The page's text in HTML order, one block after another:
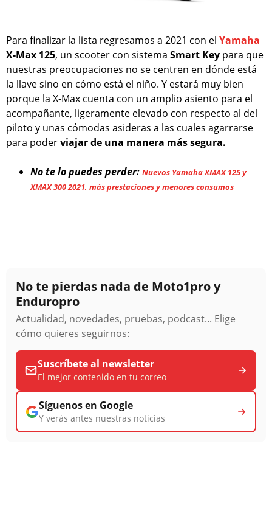
Para finalizar la lista regresamos a 2021 con el Yamaha
X-Max 125, un scooter con sistema Smart Key para que
nuestras preocupaciones no se centren en dónde está
la llave sino en cómo está el niño. Y estará muy bien
porque la X-Max cuenta con un amplio asiento para el
acompañante, ligeramente elevado con respecto al del
piloto y unas cómodas asideras a las cuales agarrarse
para poderviajar de una manera más segura.
No te lo puedes perder: Nuevos Yamaha XMAX 125 y
XMAX 300 2021, más prestaciones y menores consumos
No te pierdas nada de Moto1pro y
Enduropro
Actualidad, novedades, pruebas, podcast... Elige
cómo quieres seguirnos:
Suscríbete al newsletter
El mejor contenido en tu correo
Síguenos en Google
Y verás antes nuestras noticias